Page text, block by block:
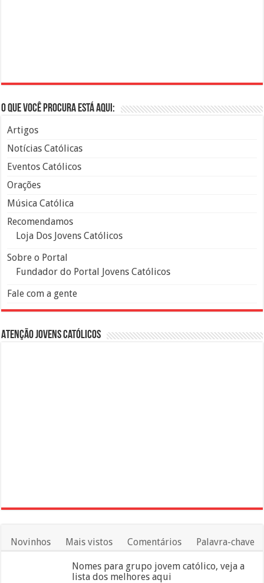
O que você procura está aqui:
Artigos
Notícias Católicas
Eventos Católicos
Orações
Música Católica
Recomendamos
Loja Dos Jovens Católicos
Sobre o Portal
Fundador do Portal Jovens Católicos
Fale com a gente
Atenção Jovens Católicos
Novinhos Mais vistos Comentários Palavra-chave
Nomes para grupo jovem católico, veja a
lista dos melhores aqui